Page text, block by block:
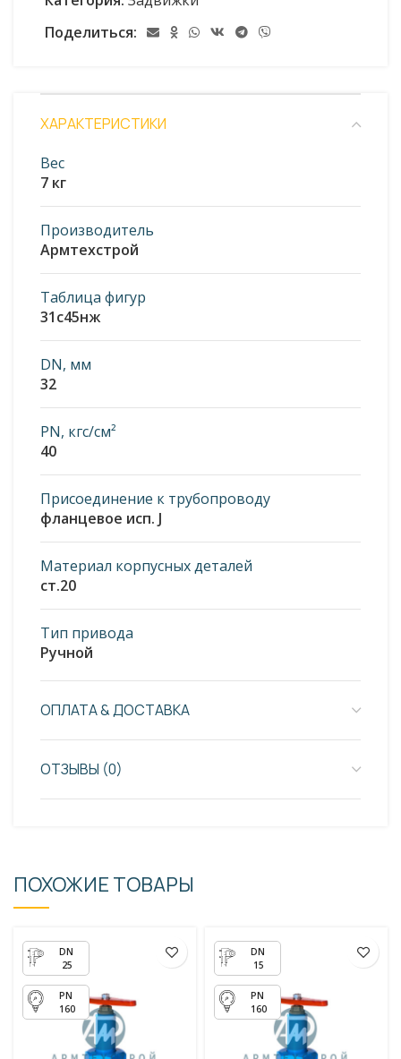
Поделиться:
ХАРАКТЕРИСТИКИ
Вес
7 кг
Производитель
Армтехстрой
Таблица фигур
31с45нж
DN, мм
32
PN, кгс/см²
40
Присоединение к трубопроводу
фланцевое исп. J
Материал корпусных деталей
ст.20
Тип привода
Ручной
ОПЛАТА & ДОСТАВКА
ОТЗЫВЫ (0)
ПОХОЖИЕ ТОВАРЫ
25
160
15
160